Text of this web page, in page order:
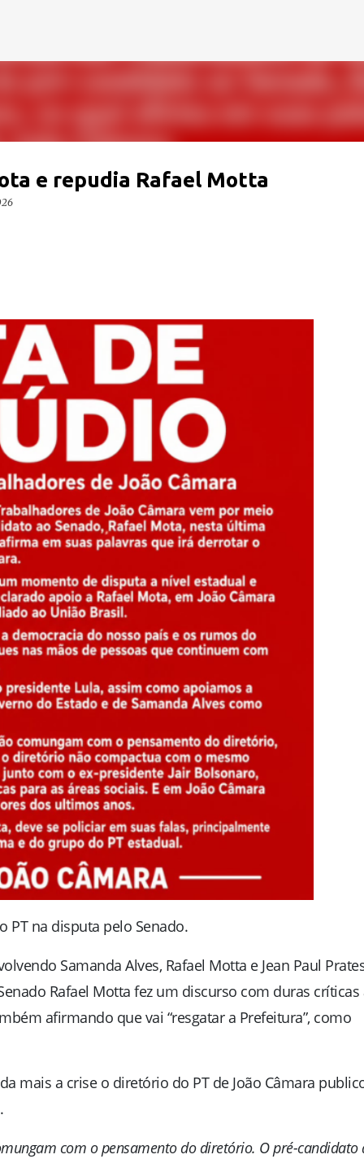
e repudia Rafael Motta
PT na disputa pelo Senado.
Samanda Alves, Rafael Motta e Jean Paul
Rafael Motta fez um discurso com duras críticas
afirmando que vai “resgatar a Prefeitura”, como
mais a crise o diretório do PT de João Câmara
com o pensamento do diretório. O pré-candidato